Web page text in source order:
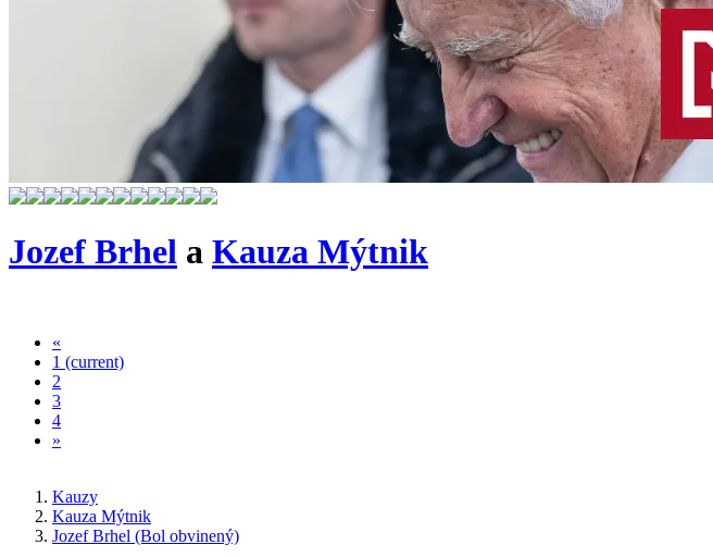
Jozef Brhel a Kauza Mýtnik
«
1 (current)
2
3
4
»
Kauzy
Kauza Mýtnik
Jozef Brhel (Bol obvinený)